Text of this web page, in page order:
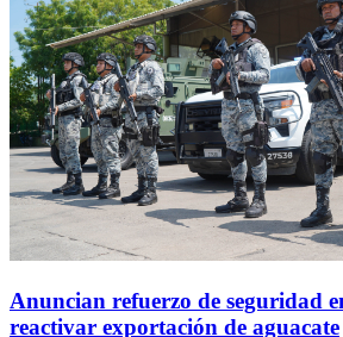
Anuncian refuerzo de seguridad
reactivar exportación de aguacate